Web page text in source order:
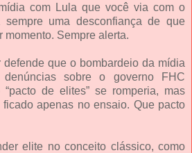
com Lula que você via com o
sempre uma desconfiança de que
momento. Sempre alerta.
defende que o bombardeio da mídia
sobre o governo FHC
de elites” se romperia, mas
apenas no ensaio. Que pacto
elite no conceito clássico, como